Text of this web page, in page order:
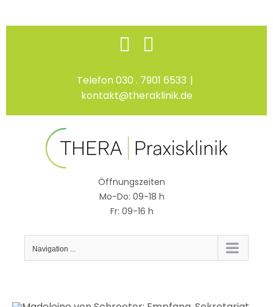
Skip
Facebook
Telefon 030 . 7901 6533 |
kontakt@theraklinik.de
Öffnungszeiten
Mo-Do: 09-18 h
Fr: 09-16 h
Navigation ...